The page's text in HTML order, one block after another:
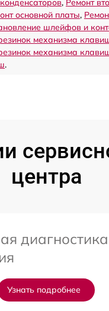
, Ремонт
основной платы,
шлейфов и
механизма
механизма
.
центра
Узнать подробнее